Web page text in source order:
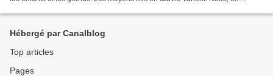
Hébergé par Canalblog
Top articles
Pages